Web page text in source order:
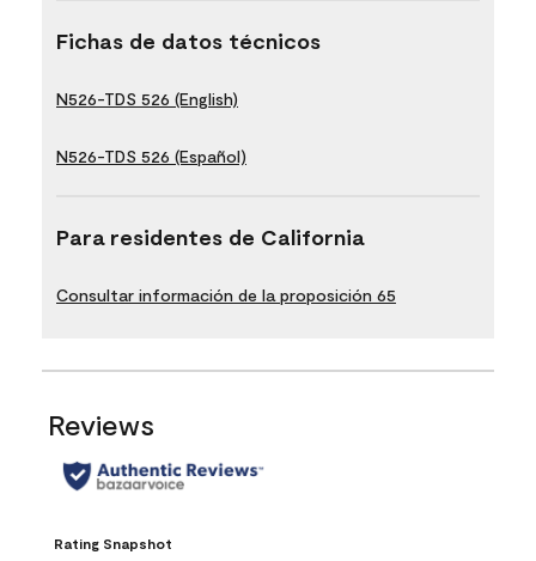
Fichas de datos técnicos
N526-TDS 526 (English)
N526-TDS 526 (Español)
Para residentes de California
Consultar información de la proposición 65
Reviews
Rating Snapshot